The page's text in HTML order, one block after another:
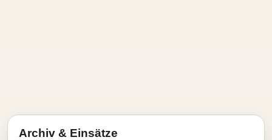
Archiv & Einsätze